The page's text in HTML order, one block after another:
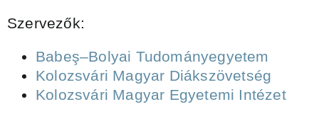
Szervezők:
Babeş–Bolyai Tudományegyetem
Kolozsvári Magyar Diákszövetség
Kolozsvári Magyar Egyetemi Intézet